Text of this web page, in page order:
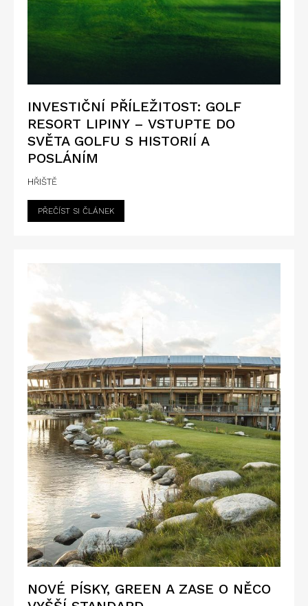
INVESTIČNÍ PŘÍLEŽITOST: GOLF
RESORT LIPINY – VSTUPTE DO
SVĚTA GOLFU S HISTORIÍ A
POSLÁNÍM
HŘIŠTĚ
PŘEČÍST SI ČLÁNEK
NOVÉ PÍSKY, GREEN A ZASE O NĚCO